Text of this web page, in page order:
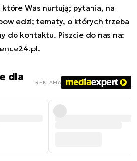
które Was nurtują; pytania, na
tematy, o których trzeba
do kontaktu. Piszcie do nas na:
.
dla
REKLAMA